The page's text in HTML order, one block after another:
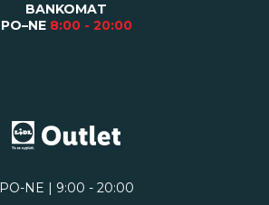
PO-NE | 9:00 - 20:00
BANKOMAT
PO–NE 8:00 - 20:00